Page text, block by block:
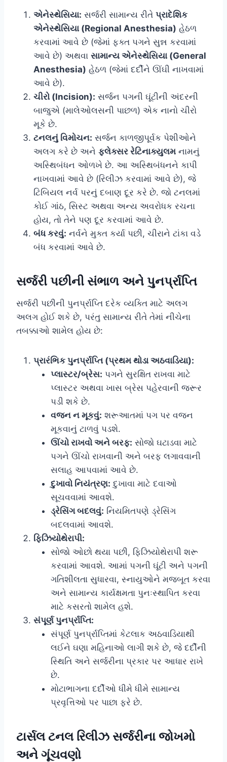
એનેસ્થેસિયા: સર્જરી સામાન્ય રીતે પ્રાદેશિક
એનેસ્થેસિયા (Regional Anesthesia) હેઠળ
કરવામાં આવે છે (જેમાં ફક્ત પગને સુન્ન કરવામાં
આવે છે) અથવા સામાન્ય એનેસ્થેસિયા (General
Anesthesia) હેઠળ (જેમાં દર્દીને ઊંઘી નાખવામાં
આવે છે).
ચીરો (Incision): સર્જન પગની ઘૂંટીની અંદરની
બાજુએ (માલેઓલસની પાછળ) એક નાનો ચીરો
મૂકે છે.
ટનલનું વિમોચન: સર્જન કાળજીપૂર્વક પેશીઓને
અલગ કરે છે અને ફ્લેક્સર રેટિનાક્યુલમ નામનું
અસ્થિબંધન ઓળખે છે. આ અસ્થિબંધનને કાપી
નાખવામાં આવે છે (રિલીઝ કરવામાં આવે છે), જે
ટિબિયલ નર્વ પરનું દબાણ દૂર કરે છે. જો ટનલમાં
કોઈ ગાંઠ, સિસ્ટ અથવા અન્ય અવરોધક રચના
હોય, તો તેને પણ દૂર કરવામાં આવે છે.
બંધ કરવું: નર્વને મુક્ત કર્યા પછી, ચીરાને ટાંકા વડે
બંધ કરવામાં આવે છે.
સર્જરી પછીની સંભાળ અને પુનર્પ્રાપ્તિ
સર્જરી પછીની પુનર્પ્રાપ્તિ દરેક વ્યક્તિ માટે અલગ
અલગ હોઈ શકે છે, પરંતુ સામાન્ય રીતે તેમાં નીચેના
તબક્કાઓ શામેલ હોય છે:
પ્રારંભિક પુનર્પ્રાપ્તિ (પ્રથમ થોડા અઠવાડિયા):
પ્લાસ્ટર/બ્રેસ: પગને સુરક્ષિત રાખવા માટે
પ્લાસ્ટર અથવા ખાસ બ્રેસ પહેરવાની જરૂર
પડી શકે છે.
વજન ન મૂકવું: શરૂઆતમાં પગ પર વજન
મૂકવાનું ટાળવું પડશે.
ઊંચો રાખવો અને બરફ: સોજો ઘટાડવા માટે
પગને ઊંચો રાખવાની અને બરફ લગાવવાની
સલાહ આપવામાં આવે છે.
દુખાવો નિયંત્રણ: દુખાવા માટે દવાઓ
સૂચવવામાં આવશે.
ડ્રેસિંગ બદલવું: નિયમિતપણે ડ્રેસિંગ
બદલવામાં આવશે.
ફિઝિયોથેરાપી:
સોજો ઓછો થયા પછી, ફિઝિયોથેરાપી શરૂ
કરવામાં આવશે. આમાં પગની ઘૂંટી અને પગની
ગતિશીલતા સુધારવા, સ્નાયુઓને મજબૂત કરવા
અને સામાન્ય કાર્યક્ષમતા પુનઃસ્થાપિત કરવા
માટે કસરતો શામેલ હશે.
સંપૂર્ણ પુનર્પ્રાપ્તિ:
સંપૂર્ણ પુનર્પ્રાપ્તિમાં કેટલાક અઠવાડિયાથી
લઈને ઘણા મહિનાઓ લાગી શકે છે, જે દર્દીની
સ્થિતિ અને સર્જરીના પ્રકાર પર આધાર રાખે
છે.
મોટાભાગના દર્દીઓ ધીમે ધીમે સામાન્ય
પ્રવૃત્તિઓ પર પાછા ફરે છે.
ટાર્સલ ટનલ રિલીઝ સર્જરીના જોખમો
અને ગૂંચવણો